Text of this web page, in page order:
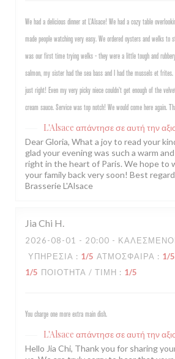
We had a delicious dinner at L’Alsace! We had a cozy table
made people watching very easy. We ordered oysters and welks to
was our first time trying welks - they were a little tough and
salmon, my sister had the sea bass and I had the mussels et
just right! Even my very picky niece couldn’t get enough of the
cream sauce. Service was top notch! We would come here again.
L'Alsace απάντησε σε αυτή την
Dear Gloria, What a joy to read your
glad your evening was such a warm
right in the heart of Paris. We hope to
your family back very soon! Best
Brasserie L'Alsace
Jia Chi H
2026-08-01 - 20:00 -
ΥΠΗΡΕΣΊΑ : 1/5 ΑΤΜΌΣΦΑΙΡΑ : 1/5
1/5 ΠΟΙΌΤΗΤΑ / ΤΙΜΉ : 1/5
You charge one more extra main dish.
L'Alsace απάντησε σε αυτή την
Hello Jia Chi, Thank you for sharing